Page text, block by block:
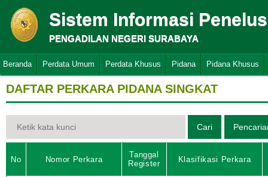
Sistem Informasi
PENGADILAN NEGERI SURABAYA
Beranda Perdata Umum Perdata Khusus Pidana Pidana Khusus
DAFTAR PERKARA PIDANA SINGKAT
No Nomor Perkara
Tanggal
Register
Klasifikasi Perkara